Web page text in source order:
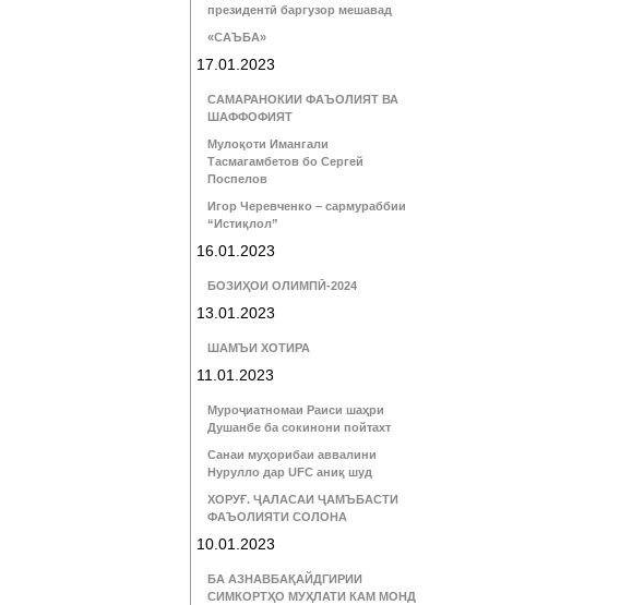
президентӣ баргузор мешавад
«САЪБА»
17.01.2023
САМАРАНОКИИ ФАЪОЛИЯТ ВА
ШАФФОФИЯТ
Мулоқоти Имангали
Тасмагамбетов бо Сергей
Поспелов
Игор Черевченко – сармураббии
“Истиқлол”
16.01.2023
БОЗИҲОИ ОЛИМПӢ-2024
13.01.2023
ШАМЪИ ХОТИРА
11.01.2023
Муроҷиатномаи Раиси шаҳри
Душанбе ба сокинони пойтахт
Санаи муҳорибаи аввалини
Нурулло дар UFC аниқ шуд
ХОРУҒ. ҶАЛАСАИ ҶАМЪБАСТИ
ФАЪОЛИЯТИ СОЛОНА
10.01.2023
БА АЗНАВБАҚАЙДГИРИИ
СИМКОРТҲО МУҲЛАТИ КАМ МОНД